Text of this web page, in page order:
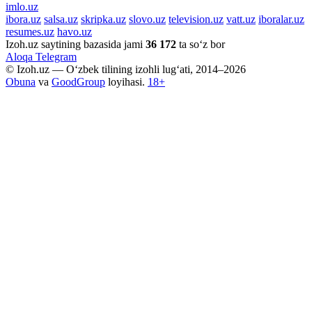
imlo.uz
ibora.uz salsa.uz skripka.uz slovo.uz television.uz vatt.uz iboralar.uz
resumes.uz havo.uz
Izoh.uz saytining bazasida jami 36 172 ta so‘z bor
Aloqa Telegram
© Izoh.uz — O‘zbek tilining izohli lug‘ati, 2014–2026
Obuna va GoodGroup loyihasi. 18+